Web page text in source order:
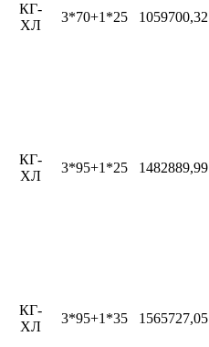
КГ-
ХЛ
3*70+1*25 1059700,32
КГ-
ХЛ
3*95+1*25 1482889,99
КГ-
ХЛ
3*95+1*35 1565727,05